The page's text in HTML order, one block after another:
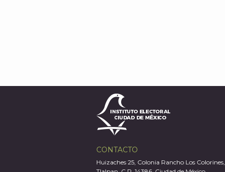
CONTACTO
Huizaches 25, Colonia Rancho Los Colorines,